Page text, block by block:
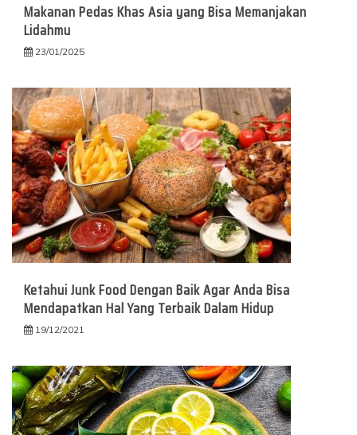
Makanan Pedas Khas Asia yang Bisa Memanjakan
Lidahmu
23/01/2025
Ketahui Junk Food Dengan Baik Agar Anda Bisa
Mendapatkan Hal Yang Terbaik Dalam Hidup
19/12/2021